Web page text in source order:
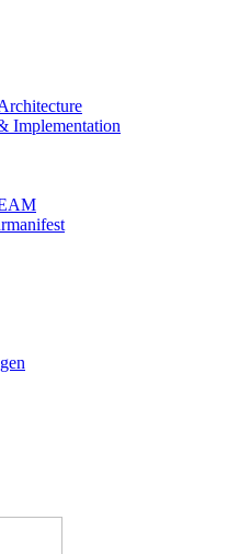
Implementation